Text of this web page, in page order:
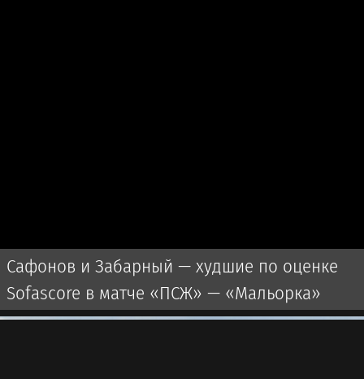
Сафонов и Забарный — худшие по оценке
Sofascore в матче «ПСЖ» — «Мальорка»